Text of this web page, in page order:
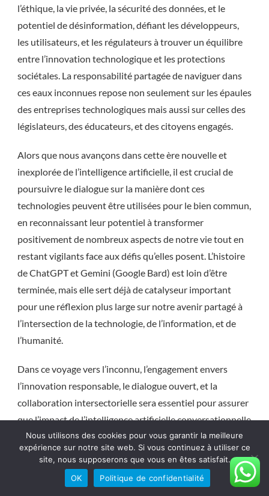
l’éthique, la vie privée, la sécurité des données, et le
potentiel de désinformation, défiant les développeurs,
les utilisateurs, et les régulateurs à trouver un équilibre
entre l’innovation technologique et les protections
sociétales. La responsabilité partagée de naviguer dans
ces eaux inconnues repose non seulement sur les épaules
des entreprises technologiques mais aussi sur celles des
législateurs, des éducateurs, et des citoyens engagés.
Alors que nous avançons dans cette ère nouvelle et
inexplorée de l’intelligence artificielle, il est crucial de
poursuivre le dialogue sur la manière dont ces
technologies peuvent être utilisées pour le bien commun,
en reconnaissant leur potentiel à transformer
positivement de nombreux aspects de notre vie tout en
restant vigilants face aux défis qu’elles posent. L’histoire
de ChatGPT et Gemini (Google Bard) est loin d’être
terminée, mais elle sert déjà de catalyseur important
pour une réflexion plus large sur notre avenir partagé à
l’intersection de la technologie, de l’information, et de
l’humanité.
Dans ce voyage vers l’inconnu, l’engagement envers
l’innovation responsable, le dialogue ouvert, et la
collaboration intersectorielle sera essentiel pour assurer
que l’impact de l’intelligence artificielle conversationnelle
enrichit notre société de manière équitable et durable.
ÉTHIQUE DE L'IA
Nous utilisons des cookies pour vous garantir la meilleure
expérience sur notre site web. Si vous continuez à utiliser ce
site, nous supposerons que vous en êtes satisfait.
OK
Politique de confidentialité